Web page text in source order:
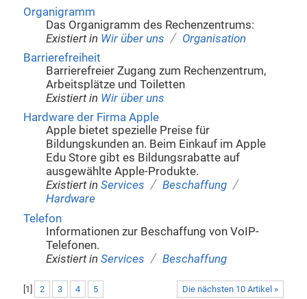
Organigramm
Das Organigramm des Rechenzentrums:
Existiert in Wir über uns / Organisation
Barrierefreiheit
Barrierefreier Zugang zum Rechenzentrum,
Arbeitsplätze und Toiletten
Existiert in Wir über uns
Hardware der Firma Apple
Apple bietet spezielle Preise für
Bildungskunden an. Beim Einkauf im Apple
Edu Store gibt es Bildungsrabatte auf
ausgewählte Apple-Produkte.
Existiert in Services / Beschaffung /
Hardware
Telefon
Informationen zur Beschaffung von VoIP-
Telefonen.
Existiert in Services / Beschaffung
Die nächsten 10 Artikel »
1 2 3 4 5